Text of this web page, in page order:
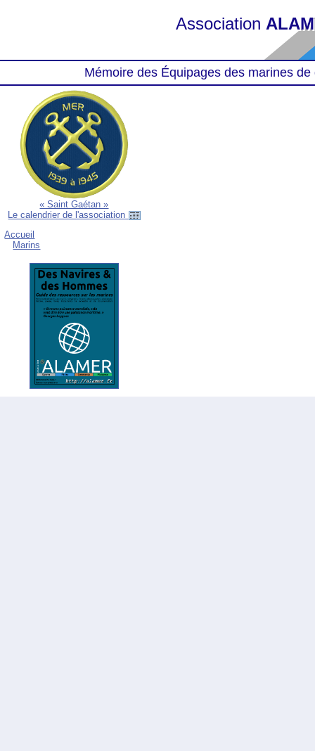
Association
Mémoire des Équipages des marines
« Saint Gaétan »
Le calendrier de l'association
Accueil
Marins